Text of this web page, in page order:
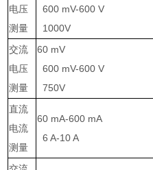
电压
测量
600 mV-600 V
1000V
交流
电压
测量
60 mV
600 mV-600 V
750V
直流
电流
测量
60 mA-600 mA
6 A-10 A